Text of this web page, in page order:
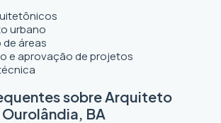
urbano
áreas
e aprovação de projetos
sobre Arquiteto
BA